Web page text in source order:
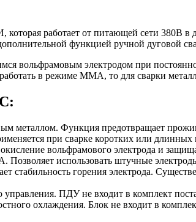
работает от питающей сети 380В в
функцией ручной дуговой
вольфрамовым электродом при
в режиме MMА, то для сварки
металлом. Функция предотвращает
при сварке коротких или длинных
вольфрамового электрода и
использовать штучные
стабильность горения электрода.
ПДУ не входит в комплект
охлаждения. Блок не входит в